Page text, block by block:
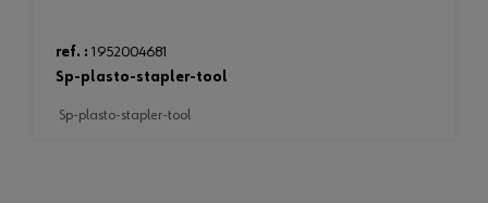
ref. : 1952004681
sp-plasto-stapler-tool
sp-plasto-stapler-tool